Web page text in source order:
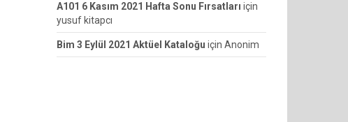
A101 6 Kasım 2021 Hafta Sonu Fırsatları için
yusuf kitapcı
Bim 3 Eylül 2021 Aktüel Kataloğu için Anonim